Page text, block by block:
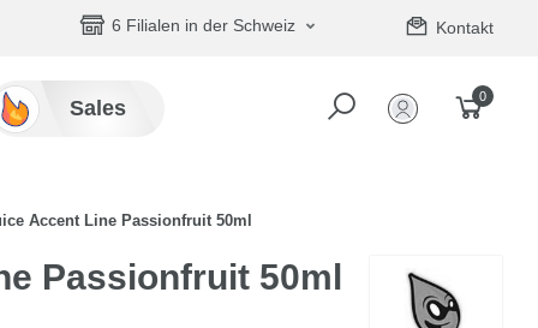
6 Filialen in der Schweiz Kontakt
Sales
0
Accent Line Passionfruit 50ml
Passionfruit 50ml